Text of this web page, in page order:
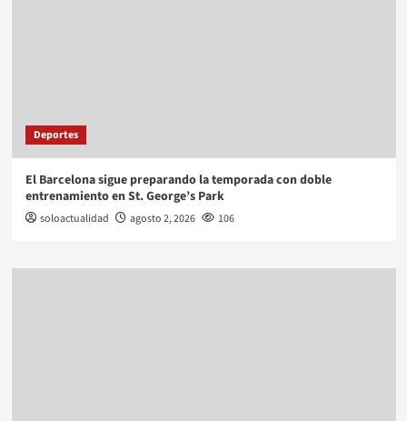
Deportes
El Barcelona sigue preparando la temporada con doble
entrenamiento en St. George’s Park
soloactualidad agosto 2, 2026 106